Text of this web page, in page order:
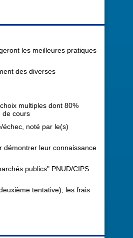
les meilleures pratiques
des diverses
multiples dont 80%
de cours
échec, noté par le(s)
démontrer leur connaissance
publics" PNUD/CIPS
tentative), les frais